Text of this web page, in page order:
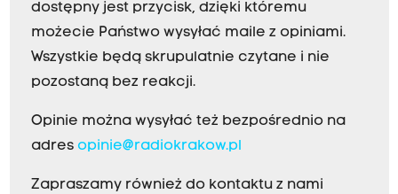
dostępny jest przycisk, dzięki któremu
możecie Państwo wysyłać maile z opiniami.
Wszystkie będą skrupulatnie czytane i nie
pozostaną bez reakcji.
Opinie można wysyłać też bezpośrednio na
adres opinie@radiokrakow.pl
Zapraszamy również do kontaktu z nami